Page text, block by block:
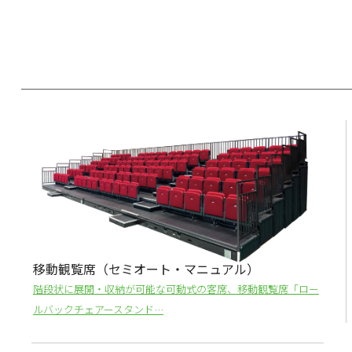
移動観覧席（セミオート・マニュアル）
階段状に展開・収納が可能な可動式の客席、移動観覧席「ロー
ルバックチェアースタンド…